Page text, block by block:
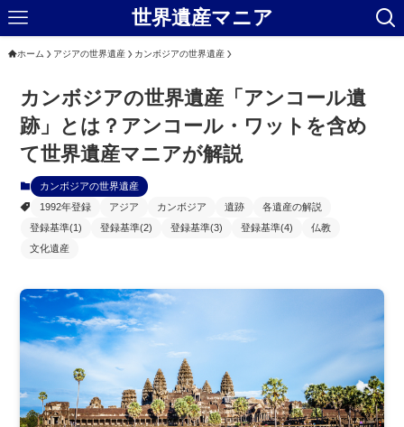
世界遺産マニア
ホーム アジアの世界遺産 カンボジアの世界遺産
カンボジアの世界遺産「アンコール遺
跡」とは？アンコール・ワットを含め
て世界遺産マニアが解説
カンボジアの世界遺産
1992年登録
アジア カンボジア 遺跡
各遺産の解説
登録基準(1)
登録基準(2) 登録基準(3) 登録基準(4)
仏教
文化遺産